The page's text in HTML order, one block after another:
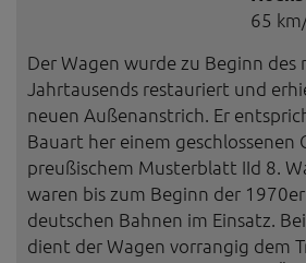
65
Der Wagen wurde zu Beginn des
Jahrtausends restauriert und
neuen Außenanstrich. Er
Bauart her einem geschlossenen
preußischem Musterblatt IId 8.
waren bis zum Beginn der
deutschen Bahnen im Einsatz.
dient der Wagen vorrangig dem